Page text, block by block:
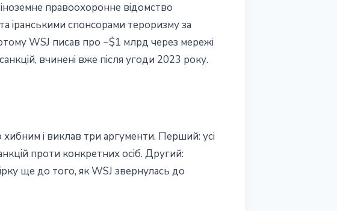
правоохоронне відомство
іранськими спонсорами тероризму за
WSJ писав про ~$1 млрд через мережі
вчинені вже після угоди 2023 року.
хибним і виклав три аргументи. Перший: усі
проти конкретних осіб. Другий:
ще до того, як WSJ звернулась до